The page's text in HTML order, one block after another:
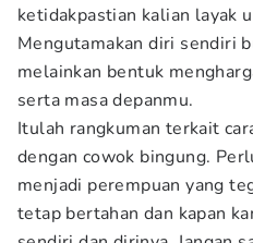
ketidakpastian kalian layak
Mengutamakan diri sendiri
melainkan bentuk
serta masa depanmu.
Itulah rangkuman terkait
dengan cowok bingung.
menjadi perempuan yang
tetap bertahan dan kapan